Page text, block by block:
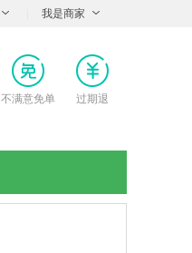
我是商家
不满意免单 过期退